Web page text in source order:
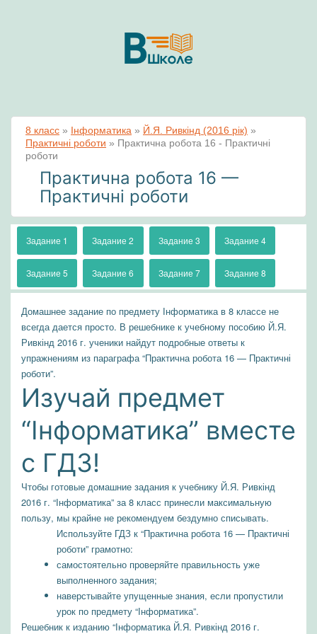
8 класс » Інформатика » Й.Я. Ривкінд (2016 рік) »
Практичні роботи » Практична робота 16 - Практичні
роботи
Практична робота 16 —
Практичні роботи
Задание 1 Задание 2 Задание 3 Задание 4
Задание 5 Задание 6 Задание 7 Задание 8
Домашнее задание по предмету Інформатика в 8 классе не
всегда дается просто. В решебнике к учебному пособию Й.Я.
Ривкінд 2016 г. ученики найдут подробные ответы к
упражнениям из параграфа “Практична робота 16 — Практичні
роботи”.
Изучай предмет
“Інформатика” вместе
с ГДЗ!
Чтобы готовые домашние задания к учебнику Й.Я. Ривкінд
2016 г. “Інформатика” за 8 класс принесли максимальную
пользу, мы крайне не рекомендуем бездумно списывать.
Используйте ГДЗ к “Практична робота 16 — Практичні
роботи” грамотно:
самостоятельно проверяйте правильность уже
выполненного задания;
наверстывайте упущенные знания, если пропустили
урок по предмету “Інформатика”.
Решебник к изданию “Інформатика Й.Я. Ривкінд 2016 г.